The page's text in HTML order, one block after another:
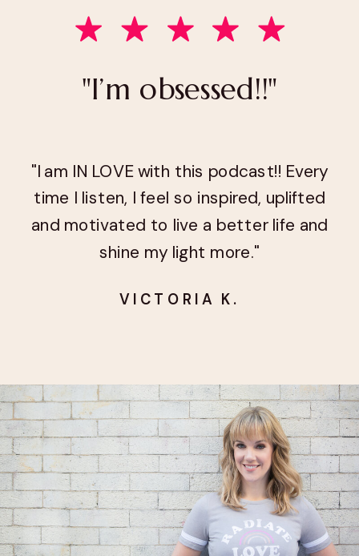
VICTORIA K.
"I am IN LOVE with this podcast!! Every
time I listen, I feel so inspired, uplifted
and motivated to live a better life and
shine my light more."
"I’m obsessed!!"